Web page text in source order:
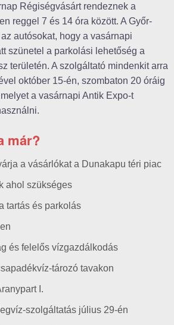
Régiségvásárt rendeznek a
reggel 7 és 14 óra között. A Győr-
autósokat, hogy a vasárnapi
szünetel a parkolási lehetőség a
területén. A szolgáltató mindenkit arra
október 15-én, szombaton 20 óráig
a vasárnapi Antik Expo-t
már?
a vásárlókat a Dunakapu téri piac
ahol szükséges
tartás és parkolás
és felelős vízgazdálkodás
tározó tavakon
I.
szolgáltatás július 29-én